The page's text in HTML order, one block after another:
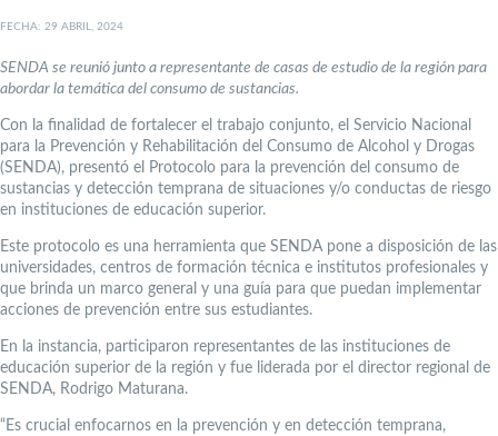
FECHA: 29 ABRIL, 2024
SENDA se reunió junto a representante de casas de estudio de la región para
abordar la temática del consumo de sustancias.
Con la finalidad de fortalecer el trabajo conjunto, el Servicio Nacional
para la Prevención y Rehabilitación del Consumo de Alcohol y Drogas
(SENDA), presentó el Protocolo para la prevención del consumo de
sustancias y detección temprana de situaciones y/o conductas de riesgo
en instituciones de educación superior.
Este protocolo es una herramienta que SENDA pone a disposición de las
universidades, centros de formación técnica e institutos profesionales y
que brinda un marco general y una guía para que puedan implementar
acciones de prevención entre sus estudiantes.
En la instancia, participaron representantes de las instituciones de
educación superior de la región y fue liderada por el director regional de
SENDA, Rodrigo Maturana.
“Es crucial enfocarnos en la prevención y en detección temprana,